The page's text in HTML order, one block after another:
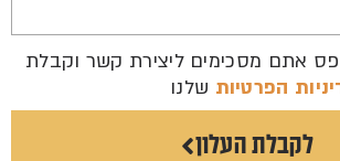
אתם מסכימים ליצירת קשר וקבלת
הפרטיות שלנו
לקבלת העלון